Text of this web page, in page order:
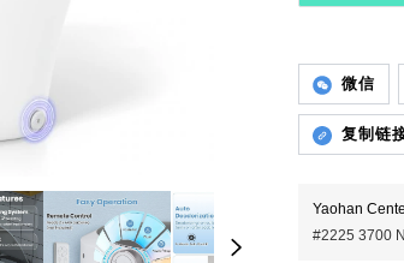
微信
复制链
Yaohan
#2225 3700